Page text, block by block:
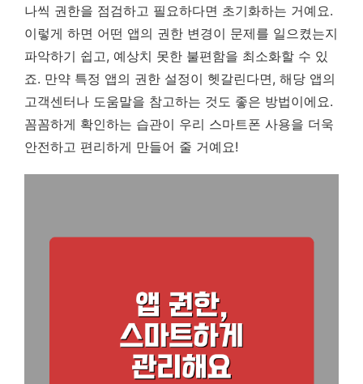
나씩 권한을 점검하고 필요하다면 초기화하는 거예요.
이렇게 하면 어떤 앱의 권한 변경이 문제를 일으켰는지
파악하기 쉽고, 예상치 못한 불편함을 최소화할 수 있
죠. 만약 특정 앱의 권한 설정이 헷갈린다면, 해당 앱의
고객센터나 도움말을 참고하는 것도 좋은 방법이에요.
꼼꼼하게 확인하는 습관이 우리 스마트폰 사용을 더욱
안전하고 편리하게 만들어 줄 거예요!